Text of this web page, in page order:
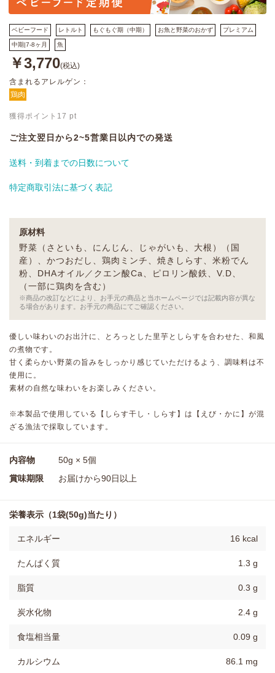
ベビーフード レトルト もぐもぐ期（中期） お魚と野菜のおかず プレミアム
中期|7-8ヶ月 魚
￥3,770(税込)
含まれるアレルゲン：
鶏肉
獲得ポイント 17 pt
ご注文翌日から2~5営業日以内での発送
送料・到着までの日数について
特定商取引法に基づく表記
原材料
野菜（さといも、にんじん、じゃがいも、大根）（国
産）、かつおだし、鶏肉ミンチ、焼きしらす、米粉でん
粉、DHAオイル／クエン酸Ca、ピロリン酸鉄、V.D、
（一部に鶏肉を含む）
※商品の改訂などにより、お手元の商品と当ホームページでは記載内容が異な
る場合があります。お手元の商品にてご確認ください。
優しい味わいのお出汁に、とろっとした里芋としらすを合わせた、和風
の煮物です。
甘く柔らかい野菜の旨みをしっかり感じていただけるよう、調味料は不
使用に。
素材の自然な味わいをお楽しみください。
※本製品で使用している【しらす干し・しらす】は【えび・かに】が混
ざる漁法で採取しています。
内容物
50g × 5個
賞味期限
お届けから90日以上
栄養表示（1袋(50g)当たり）
エネルギー 16 kcal
たんぱく質 1.3 g
脂質 0.3 g
炭水化物 2.4 g
食塩相当量 0.09 g
カルシウム 86.1 mg